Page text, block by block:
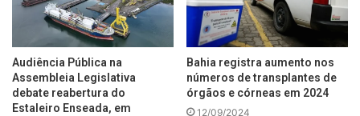
Audiência Pública na
Assembleia Legislativa
debate reabertura do
Estaleiro Enseada, em
Bahia registra aumento nos
números de transplantes de
órgãos e córneas em 2024
12/09/2024